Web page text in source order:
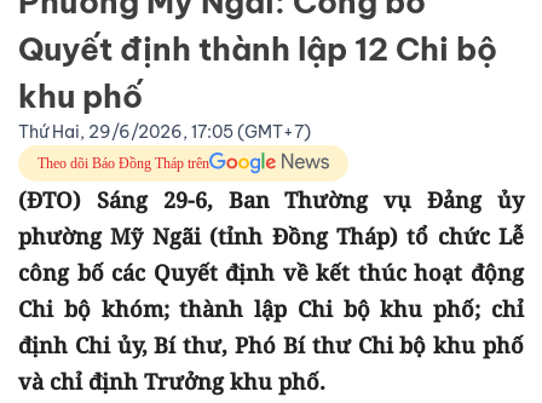
Quyết định thành lập 12 Chi bộ
khu phố
Thứ Hai, 29/6/2026, 17:05 (GMT+7)
Theo dõi Báo Đồng Tháp trên
(ĐTO) Sáng 29-6, Ban Thường vụ Đảng ủy
phường Mỹ Ngãi (tỉnh Đồng Tháp) tổ chức Lễ
công bố các Quyết định về kết thúc hoạt động
Chi bộ khóm; thành lập Chi bộ khu phố; chỉ
định Chi ủy, Bí thư, Phó Bí thư Chi bộ khu phố
và chỉ định Trưởng khu phố.